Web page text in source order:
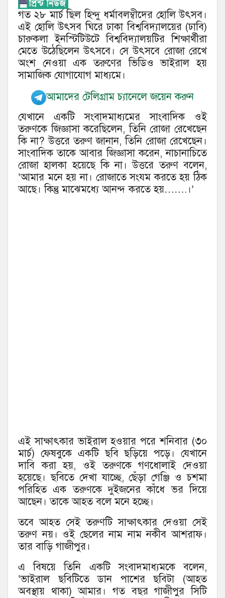
গত ২৮ মার্চ ছিল হিন্দু ধর্মাবলম্বীদের হোলি উৎসব।
এই হোলি উৎসব ঘিরে ঢাকা বিশ্ববিদ্যালয়ের (ঢাবি)
চারুকলা ইনস্টিটিউটে বিশ্ববিদ্যালয়টির শিক্ষার্থীরা
মেতে উঠেছিলেন উৎসবে। সে উৎসবে রোজা রেখে
অংশ নেওয়া এক তরুণের ভিডিও ভাইরাল হয়
সামাজিক যোগাযোগ মাধ্যমে।
আমাদের টেলিগ্রাম চ্যানেলে জয়েন করুন
যেখানে একটি সংবাদমাধ্যমের সাংবাদিক ওই
তরুণকে জিজ্ঞাসা করেছিলেন, তিনি রোজা রেখেছেন
কি না? উত্তরে তরুণ জানান, তিনি রোজা রেখেছেন।
সাংবাদিক তাকে আবার জিজ্ঞাসা করেন, নাচানাচিতে
রোজা হালকা হয়েছে কি না। উত্তরে তরুণ বলেন,
‘আমার মনে হয় না। রোজাতে সংযম করতে হয় ঠিক
আছে। কিন্তু মাঝেমধ্যে আনন্দ করতে হয়…….।’
এই সাক্ষাৎকার ভাইরাল হওয়ার পরে শনিবার (৩০
মার্চ) ফেষবুকে একটি ছবি ছড়িয়ে পড়ে। যেখানে
দাবি করা হয়, ওই তরুণকে গণধোলাই দেওয়া
হয়েছে। ছবিতে দেখা যাচ্ছে, ছেঁড়া গেঞ্জি ও চশমা
পরিহিত এক তরুণকে দুইজনের কাঁধে ভর দিয়ে
আছেন। তাকে আহত বলে মনে হচ্ছে।
তবে আহত সেই তরুণটি সাক্ষাৎকার দেওয়া সেই
তরুণ নয়। ওই ছেলের নাম নাম নকীব আশরাফ।
তার বাড়ি গাজীপুর।
এ বিষয়ে তিনি একটি সংবাদমাধ্যমকে বলেন,
‘ভাইরাল ছবিটিতে ডান পাশের ছবিটা (আহত
অবস্থায় থাকা) আমার। গত বছর গাজীপুর সিটি